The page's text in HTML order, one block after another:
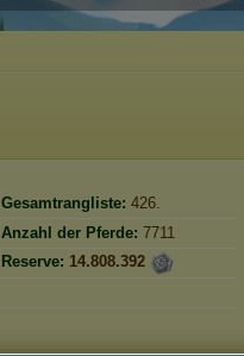
Gesamtrangliste: 426.
Anzahl der Pferde: 7711
Reserve: 14.808.392